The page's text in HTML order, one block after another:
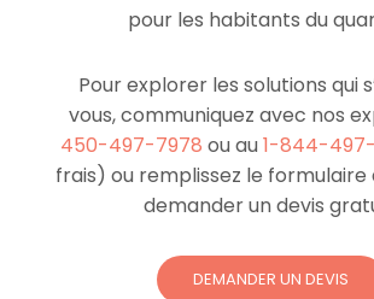
pour les habitants du
Pour explorer les solutions qui
vous, communiquez avec nos
450-497-7978 ou au1-844-
frais) ou remplissez le formulaire
demander un devis
DEMANDER UN DEVIS